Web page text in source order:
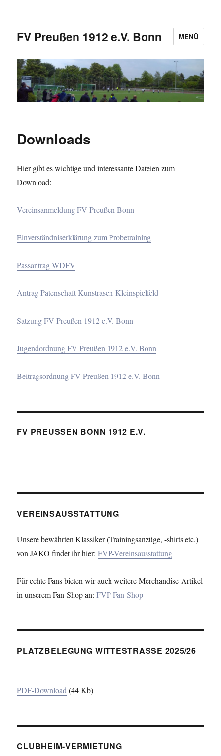
FV Preußen 1912 e.V. Bonn MENÜ
Downloads
Hier gibt es wichtige und interessante Dateien zum
Download:
Vereinsanmeldung FV Preußen Bonn
Einverständniserklärung zum Probetraining
Passantrag WDFV
Antrag Patenschaft Kunstrasen-Kleinspielfeld
Satzung FV Preußen 1912 e.V. Bonn
Jugendordnung FV Preußen 1912 e.V. Bonn
Beitragsordnung FV Preußen 1912 e.V. Bonn
FV PREUSSEN BONN 1912 E.V.
VEREINSAUSSTATTUNG
Unsere bewährten Klassiker (Trainingsanzüge, -shirts etc.)
von JAKO findet ihr hier:FVP-Vereinsausstattung
Für echte Fans bieten wir auch weitere Merchandise-Artikel
in unserem Fan-Shop an:FVP-Fan-Shop
PLATZBELEGUNG WITTESTRASSE 2025/26
PDF-Download(44 Kb)
CLUBHEIM-VERMIETUNG